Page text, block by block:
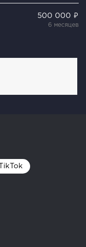
500 000 ₽
6 месяцев
TikTok